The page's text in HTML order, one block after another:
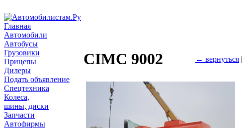
Главная
Автомобили
Автобусы
Грузовики
Прицепы
Дилеры
Подать объявление
Спецтехника
Колеса,
шины, диски
Запчасти
Автофирмы
CIMC 9002 ← вернуться |